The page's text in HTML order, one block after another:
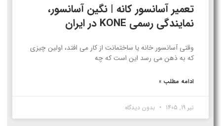
تعمیر آسانسور کانه | نگین آسانسور،
نمایندگی رسمی KONE در ایران
وقتی آسانسور خانه یا ساختمانت از کار می افتد، اولین چیزی
که به ذهن می رسد این است که چه
ادامه مطلب »
تیر 19, 1405 بدون دیدگاه